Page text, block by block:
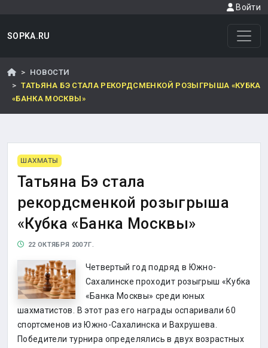
Войти
SOPKA.RU
НОВОСТИ
ТАТЬЯНА БЭ СТАЛА РЕКОРДСМЕНКОЙ РОЗЫГРЫША «КУБКА
«БАНКА МОСКВЫ»
ШАХМАТЫ
Татьяна Бэ стала
рекордсменкой розыгрыша
«Кубка «Банка Москвы»
22 ОКТЯБРЯ 2007 Г.
Четвертый год подряд в Южно-
Сахалинске проходит розыгрыш «Кубка
«Банка Москвы» среди юных
шахматистов. В этот раз его награды оспаривали 60
спортсменов из Южно-Сахалинска и Вахрушева.
Победители турнира определялись в двух возрастных